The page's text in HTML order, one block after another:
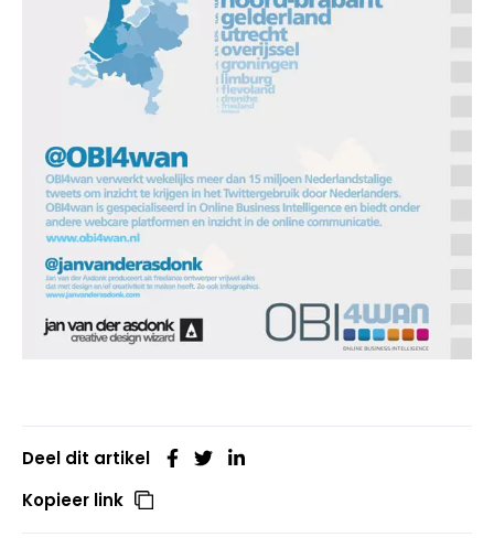
Deel dit artikel
Kopieer link